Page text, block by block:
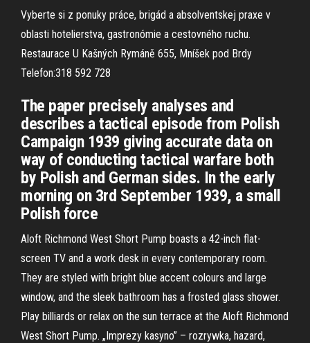
Vyberte si z ponuky práce, brigád a absolventskej praxe v
oblasti hotelierstva, gastronómie a cestovného ruchu.
Restaurace U Kašných Rymáně 655, Mníšek pod Brdy
Telefon:318 592 728
The paper precisely analyses and
describes a tactical episode from Polish
Campaign 1939 giving accurate data on
way of conducting tactical warfare both
by Polish and German sides. In the early
morning on 3rd September 1939, a small
Polish force
Aloft Richmond West Short Pump boasts a 42-inch flat-
screen TV and a work desk in every contemporary room.
They are styled with bright blue accent colours and large
window, and the sleek bathroom has a frosted glass shower.
Play billiards or relax on the sun terrace at the Aloft Richmond
West Short Pump. „Imprezy kasyno” – rozrywka, hazard,